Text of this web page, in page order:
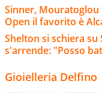
Sinner, Mouratoglou
Open il favorito è
Shelton si schiera
s'arrende: "Posso
Gioielleria Delfino